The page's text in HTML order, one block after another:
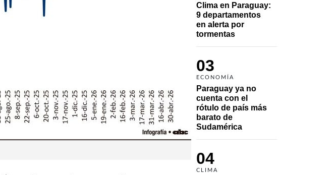
Clima en Paraguay:
9 departamentos
en alerta por
tormentas
03
ECONOMÍA
Paraguay ya no
cuenta con el
rótulo de país más
barato de
Sudamérica
04
CLIMA